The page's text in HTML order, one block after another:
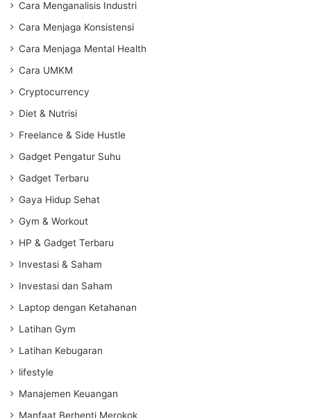
Cara Menganalisis Industri
Cara Menjaga Konsistensi
Cara Menjaga Mental Health
Cara UMKM
Cryptocurrency
Diet & Nutrisi
Freelance & Side Hustle
Gadget Pengatur Suhu
Gadget Terbaru
Gaya Hidup Sehat
Gym & Workout
HP & Gadget Terbaru
Investasi & Saham
Investasi dan Saham
Laptop dengan Ketahanan
Latihan Gym
Latihan Kebugaran
lifestyle
Manajemen Keuangan
Manfaat Berhenti Merokok